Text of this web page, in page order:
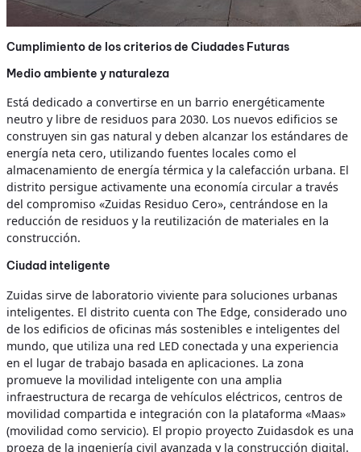
Cumplimiento de los criterios de Ciudades Futuras
Medio ambiente y naturaleza
Está dedicado a convertirse en un barrio energéticamente
neutro y libre de residuos para 2030. Los nuevos edificios se
construyen sin gas natural y deben alcanzar los estándares de
energía neta cero, utilizando fuentes locales como el
almacenamiento de energía térmica y la calefacción urbana. El
distrito persigue activamente una economía circular a través
del compromiso «Zuidas Residuo Cero», centrándose en la
reducción de residuos y la reutilización de materiales en la
construcción.
Ciudad inteligente
Zuidas sirve de laboratorio viviente para soluciones urbanas
inteligentes. El distrito cuenta con The Edge, considerado uno
de los edificios de oficinas más sostenibles e inteligentes del
mundo, que utiliza una red LED conectada y una experiencia
en el lugar de trabajo basada en aplicaciones. La zona
promueve la movilidad inteligente con una amplia
infraestructura de recarga de vehículos eléctricos, centros de
movilidad compartida e integración con la plataforma «Maas»
(movilidad como servicio). El propio proyecto Zuidasdok es una
proeza de la ingeniería civil avanzada y la construcción digital.